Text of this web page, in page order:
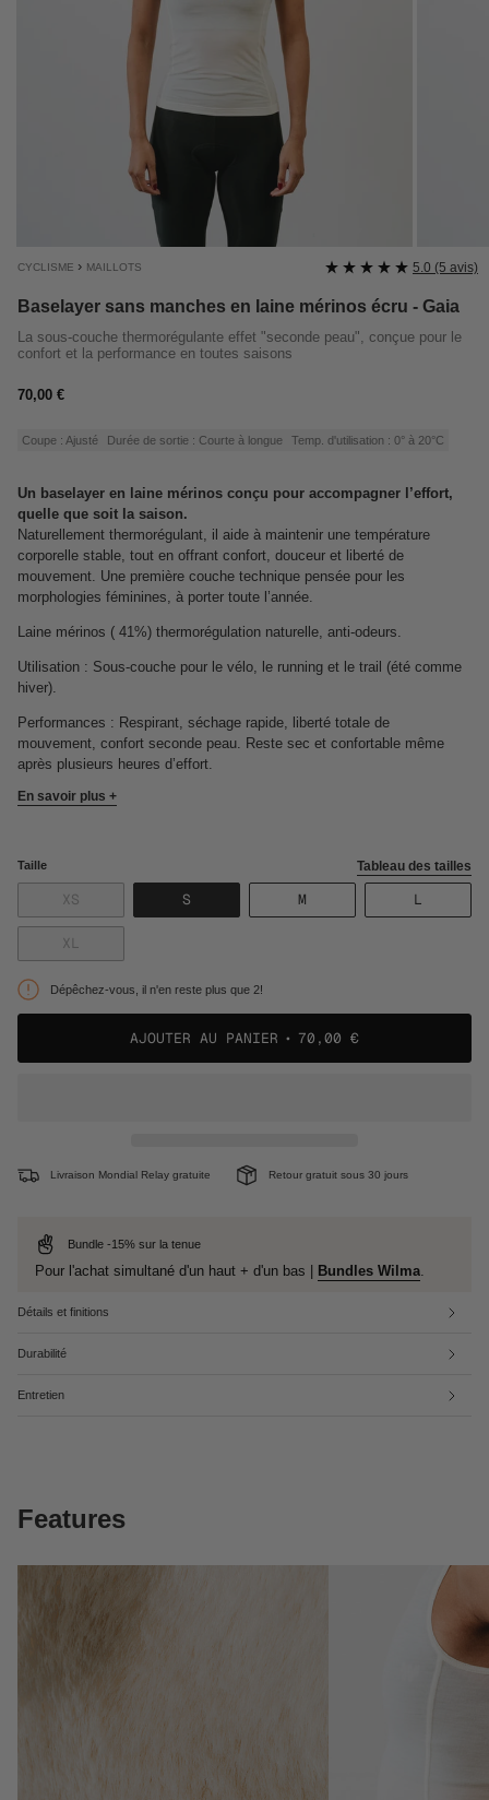
CYCLISME › MAILLOTS
Baselayer sans manches en laine mérinos écru - Gaia
La sous-couche thermorégulante effet "seconde peau", conçue pour le
confort et la performance en toutes saisons
5.0 (5 avis)
Prix
70,00 €
Coupe : Ajusté Durée de sortie : Courte à longue Temp. d'utilisation : 0° à 20°C
Un baselayer en laine mérinos conçu pour accompagner l’effort,
quelle que soit la saison.
Naturellement thermorégulant, il aide à maintenir une température
corporelle stable, tout en offrant confort, douceur et liberté de
mouvement. Une première couche technique pensée pour les
morphologies féminines, à porter toute l’année.
Laine mérinos ( 41%) thermorégulation naturelle, anti-odeurs.
Utilisation : Sous-couche pour le vélo, le running et le trail (été comme
hiver).
Performances : Respirant, séchage rapide, liberté totale de
mouvement, confort seconde peau. Reste sec et confortable même
après plusieurs heures d’effort.
En savoir plus +
Taille Tableau des tailles
XS
ÉPUISÉE
S
ÉPUISÉE
M
ÉPUISÉE
L
ÉPUISÉE
XL
ÉPUISÉE
NON
DISPONIBLE
Dépêchez-vous, il n'en reste plus que 2!
AJOUTER AU PANIER 70,00 €
Livraison Mondial Relay gratuite Retour gratuit sous 30 jours
Bundle -15% sur la tenue
Pour l'achat simultané d'un haut + d'un bas | Bundles Wilma.
Détails et finitions
Durabilité
Entretien
Features